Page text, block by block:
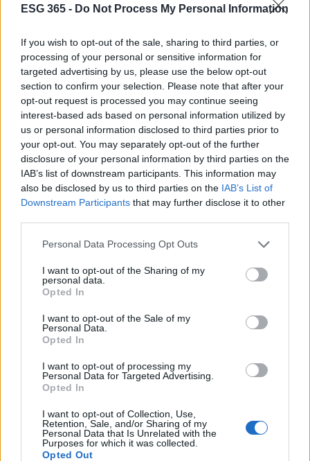
ESG 365 - Do Not Process My Personal Information
If you wish to opt-out of the sale, sharing to third parties, or
processing of your personal or sensitive information for
targeted advertising by us, please use the below opt-out
section to confirm your selection. Please note that after your
opt-out request is processed you may continue seeing
interest-based ads based on personal information utilized by
us or personal information disclosed to third parties prior to
your opt-out. You may separately opt-out of the further
disclosure of your personal information by third parties on the
IAB’s list of downstream participants. This information may
also be disclosed by us to third parties on the IAB’s List of
Downstream Participants that may further disclose it to other
Please note that this website/app uses one or more Google
not limited to your visit or usage behaviour. You may click to
grant or deny consent to Google and its third-party tags to
use your data for below specified purposes in below Google
consent section.
Personal Data Processing Opt Outs
I want to opt-out of the Sharing of my
personal data.
Opted In
I want to opt-out of the Sale of my
Personal Data.
Opted In
I want to opt-out of processing my
Personal Data for Targeted Advertising.
Opted In
I want to opt-out of Collection, Use,
Retention, Sale, and/or Sharing of my
Personal Data that Is Unrelated with the
Purposes for which it was collected.
Opted Out
Continua a leggere
SDG2 sul territorio: come connettere agricoltori,
banchi alimentari e comunità
Ilaria Galli · 2 Ago 2026
ONU 2030